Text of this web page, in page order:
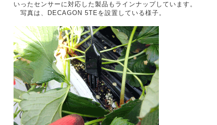
いったセンサーに対応した製品もラインナップしています。
写真は、DECAGON 5TEを設置している様子。